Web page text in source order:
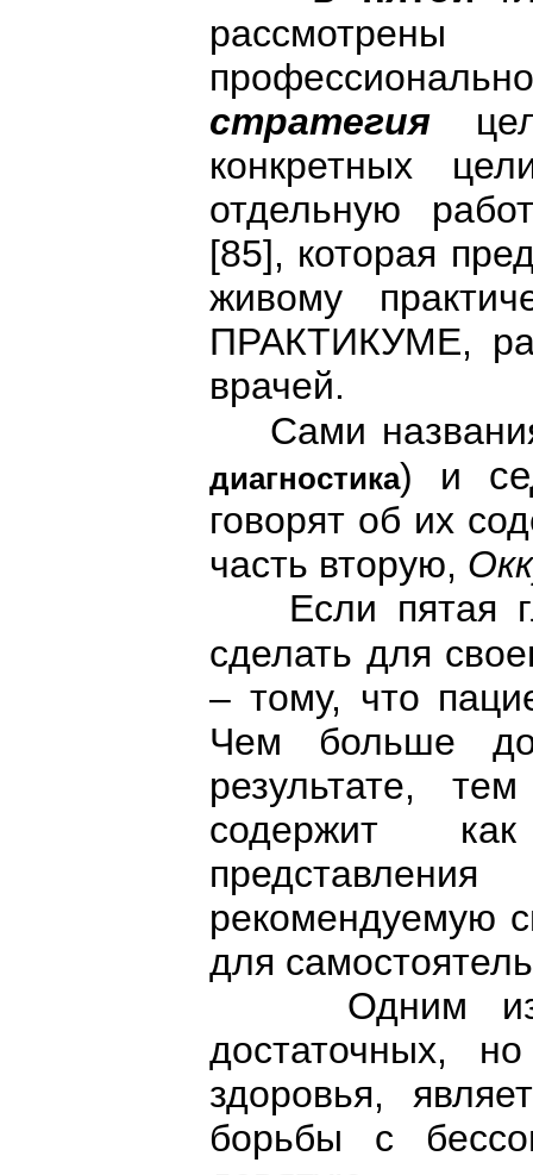
стратегия
конкретных
отдельную
[85], которая
живому
ПРАКТИКУМЕ,
врачей.
Сами
диагностика) и
говорят об их
часть вторую,
Если пятая
сделать для
– тому, что
Чем больше
результате,
содержит как
рекомендуемую
для
Одним из
достаточных,
здоровья,
борьбы с